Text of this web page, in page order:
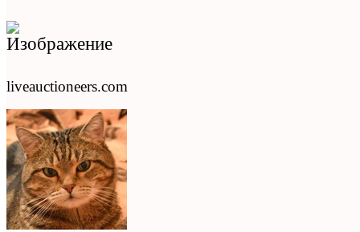
liveauctioneers.com